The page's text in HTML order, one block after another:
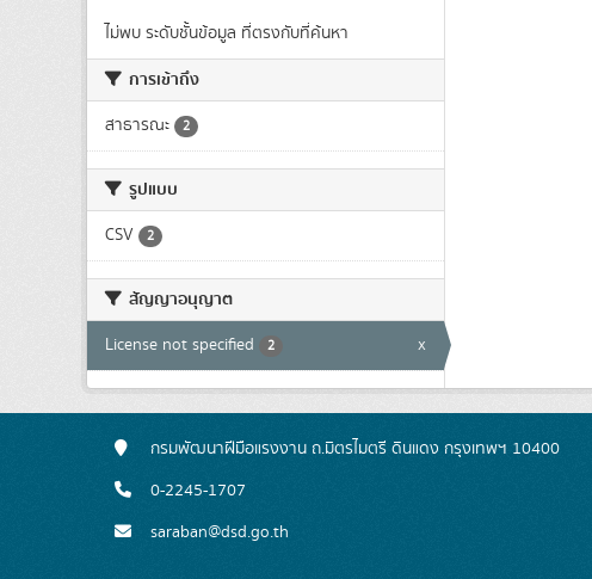
ไม่พบ ระดับชั้นข้อมูล ที่ตรงกับที่ค้นหา
การเข้าถึง
สาธารณะ 2
รูปแบบ
CSV 2
สัญญาอนุญาต
License not specified 2 x
กรมพัฒนาฝีมือแรงงาน ถ.มิตรไมตรี ดินแดง กรุงเทพฯ 10400
0-2245-1707
saraban@dsd.go.th